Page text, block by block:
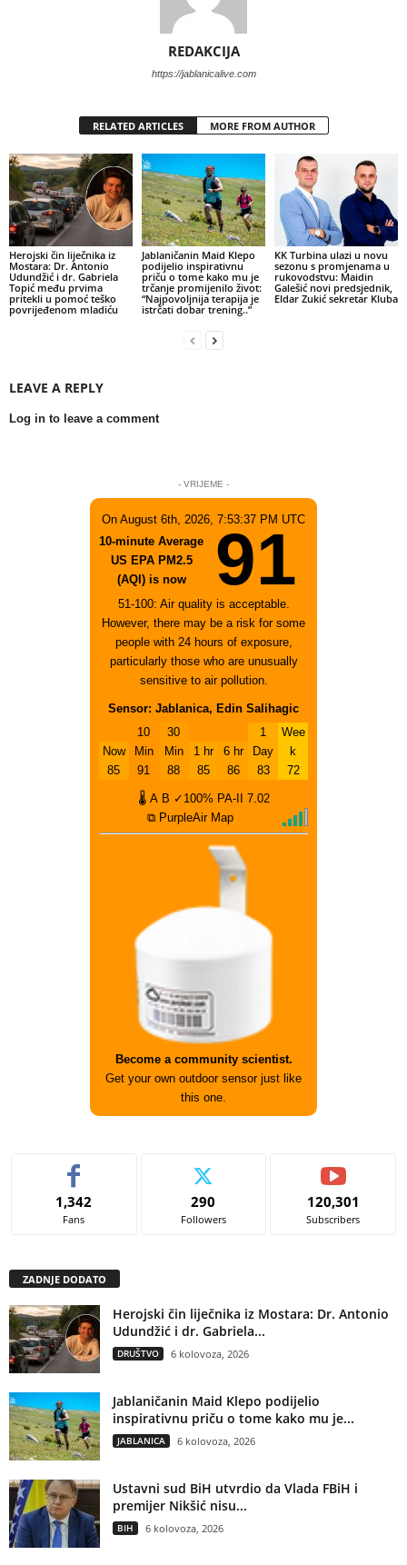
REDAKCIJA
https://jablanicalive.com
RELATED ARTICLES MORE FROM AUTHOR
Herojski čin liječnika iz
Mostara: Dr. Antonio
Udundžić i dr. Gabriela
Topić među prvima
pritekli u pomoć teško
povrijeđenom mladiću
Jablaničanin Maid Klepo
podijelio inspirativnu
priču o tome kako mu je
trčanje promijenilo život:
“Najpovoljnija terapija je
istrčati dobar trening..”
KK Turbina ulazi u novu
sezonu s promjenama u
rukovodstvu: Maidin
Galešić novi predsjednik,
Eldar Zukić sekretar Kluba
LEAVE A REPLY
Log in to leave a comment
- VRIJEME -
On August 6th, 2026, 7:53:37 PM UTC
10-minute Average
US EPA PM2.5
(AQI) is now
91
51-100: Air quality is acceptable.
However, there may be a risk for some
people with 24 hours of exposure,
particularly those who are unusually
sensitive to air pollution.
Sensor: Jablanica, Edin Salihagic
Now
85
10
Min
91
30
Min
88
1 hr
85
6 hr
86
1
Day
83
Wee
k
72
🌡 A B ✓100% PA-II
7.02
⧉ PurpleAir Map
Become a community scientist.
Get your own outdoor sensor just like
this one.
1,342
Fans
290
Followers
120,301
Subscribers
ZADNJE DODATO
Herojski čin liječnika iz Mostara: Dr. Antonio
Udundžić i dr. Gabriela...
DRUŠTVO 6 kolovoza, 2026
Jablaničanin Maid Klepo podijelio
inspirativnu priču o tome kako mu je...
JABLANICA 6 kolovoza, 2026
Ustavni sud BiH utvrdio da Vlada FBiH i
premijer Nikšić nisu...
BIH 6 kolovoza, 2026